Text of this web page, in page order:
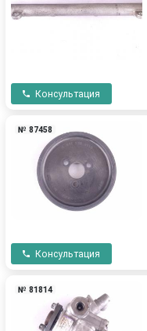
Консультация
№ 87458
Консультация
№ 81814